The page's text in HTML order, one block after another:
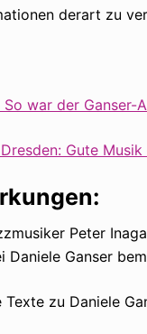
derart zu
war der Ganser-
Gute Musik
Peter
Daniele Ganser
zu Daniele